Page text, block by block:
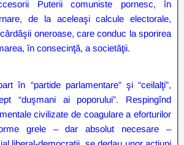
Puterii comuniste pornesc, în
de la aceleaşi calcule electorale,
oneroase, care conduc la sporirea
în consecinţă, a societăţii.
în “partide parlamentare” şi “ceilalţi”,
“duşmani ai poporului”. Respingînd
civilizate de coagulare a eforturilor
grele – dar absolut necesare –